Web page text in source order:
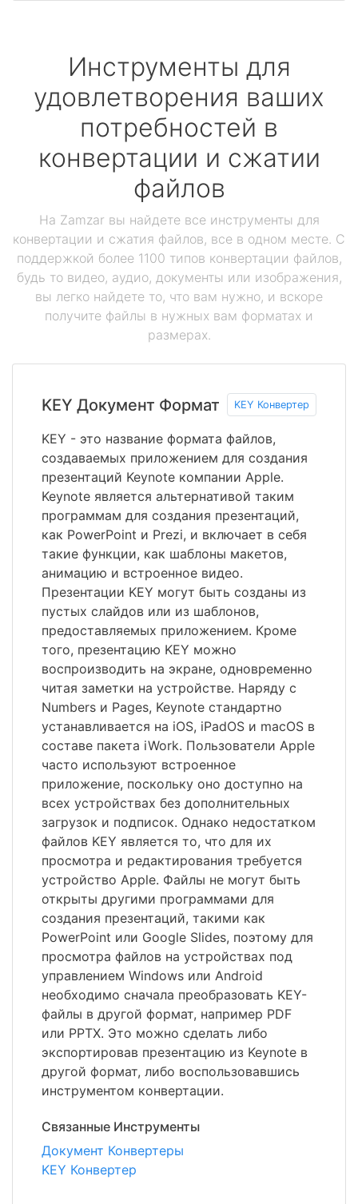
Инструменты для
удовлетворения ваших
потребностей в
конвертации и сжатии
файлов
На Zamzar вы найдете все инструменты для
конвертации и сжатия файлов, все в одном месте. С
поддержкой более 1100 типов конвертации файлов,
будь то видео, аудио, документы или изображения,
вы легко найдете то, что вам нужно, и вскоре
получите файлы в нужных вам форматах и
размерах.
KEY Документ Формат KEY Конвертер
KEY - это название формата файлов,
создаваемых приложением для создания
презентаций Keynote компании Apple.
Keynote является альтернативой таким
программам для создания презентаций,
как PowerPoint и Prezi, и включает в себя
такие функции, как шаблоны макетов,
анимацию и встроенное видео.
Презентации KEY могут быть созданы из
пустых слайдов или из шаблонов,
предоставляемых приложением. Кроме
того, презентацию KEY можно
воспроизводить на экране, одновременно
читая заметки на устройстве. Наряду с
Numbers и Pages, Keynote стандартно
устанавливается на iOS, iPadOS и macOS в
составе пакета iWork. Пользователи Apple
часто используют встроенное
приложение, поскольку оно доступно на
всех устройствах без дополнительных
загрузок и подписок. Однако недостатком
файлов KEY является то, что для их
просмотра и редактирования требуется
устройство Apple. Файлы не могут быть
открыты другими программами для
создания презентаций, такими как
PowerPoint или Google Slides, поэтому для
просмотра файлов на устройствах под
управлением Windows или Android
необходимо сначала преобразовать KEY-
файлы в другой формат, например PDF
или PPTX. Это можно сделать либо
экспортировав презентацию из Keynote в
другой формат, либо воспользовавшись
инструментом конвертации.
Связанные Инструменты
Документ Конвертеры
KEY Конвертер